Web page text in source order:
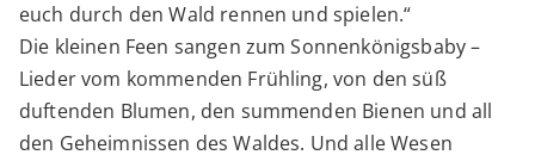
euch durch den Wald rennen und spielen.“
Die kleinen Feen sangen zum Sonnenkönigsbaby –
Lieder vom kommenden Frühling, von den süß
duftenden Blumen, den summenden Bienen und all
den Geheimnissen des Waldes. Und alle Wesen